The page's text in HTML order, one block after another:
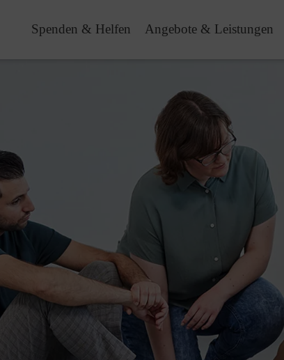
Spenden & Helfen Angebote & Leistungen